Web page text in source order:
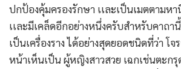
ปกป้องคุ้มครองรักษา เเละเป็นเมตตามห
เเละมีเคล็ดอีกอย่างหนึ่งครับสำหรับคาถา
เป็นเครื่องราง ได้อย่างสุดยอดชนิดที่ว่า โ
หน้าเห็นเป็น ผู้หญิงสาวสวย เฉกเช่นตะกรุ